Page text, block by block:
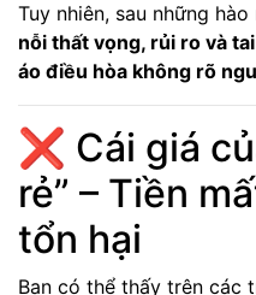
Tuy nhiên, sau những
nỗi thất vọng, rủi ro và
áo điều hòa không rõ
❌ Cái giá
rẻ” – Tiền
tổn hại
Bạn có thể thấy trên các